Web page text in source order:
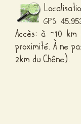
GPS:
Accès: à ~10
proximité. À ne
2km du Chêne).